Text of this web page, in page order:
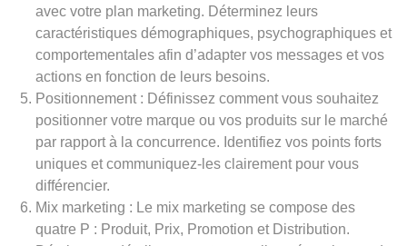
avec votre plan marketing. Déterminez leurs
caractéristiques démographiques, psychographiques et
comportementales afin d’adapter vos messages et vos
actions en fonction de leurs besoins.
Positionnement : Définissez comment vous souhaitez
positionner votre marque ou vos produits sur le marché
par rapport à la concurrence. Identifiez vos points forts
uniques et communiquez-les clairement pour vous
différencier.
Mix marketing : Le mix marketing se compose des
quatre P : Produit, Prix, Promotion et Distribution.